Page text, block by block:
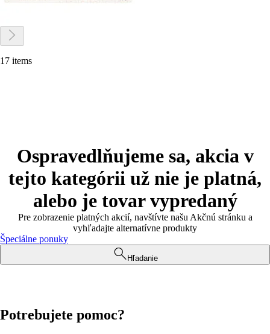
17 items
Ospravedlňujeme sa, akcia v
tejto kategórii už nie je platná,
alebo je tovar vypredaný
Pre zobrazenie platných akcií, navštívte našu Akčnú stránku a
vyhľadajte alternatívne produkty
Špeciálne ponuky
Hľadanie
Potrebujete pomoc?